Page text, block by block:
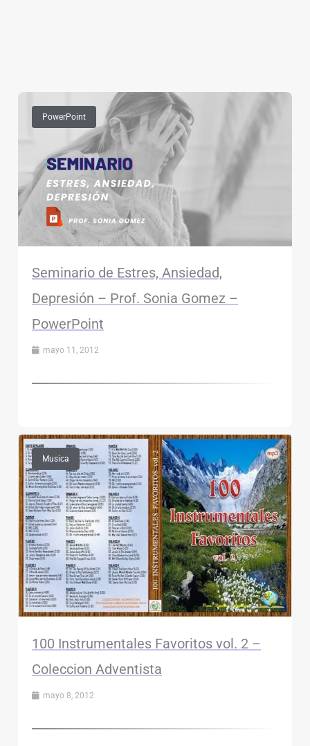
PowerPoint
Seminario de Estres, Ansiedad,
Depresión – Prof. Sonia Gomez –
PowerPoint
mayo 11, 2012
Musica
100 Instrumentales Favoritos vol. 2 –
Coleccion Adventista
mayo 8, 2012